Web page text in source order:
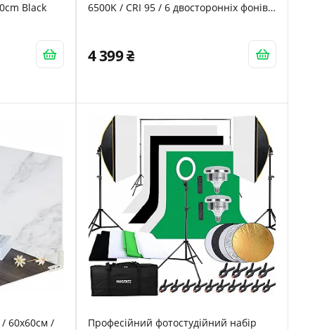
Black
6500K / CRI 95 / 6 двосторонніх фонів /
4 399
60х60см /
Професійний фотостудійний набір